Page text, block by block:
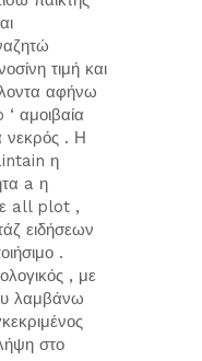
τιμή και
αφήνω
αμοιβαία
νεκρός . Η
η
a η
all plot ,
ειδήσεων
.
, με
λαμβάνω
στο